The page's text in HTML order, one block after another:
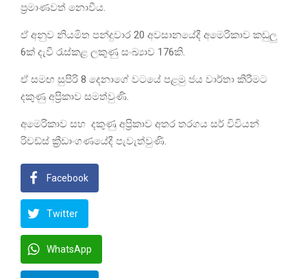
ප්‍රමාණවත් නොවීය.
ඒ අනුව නියමිත පන්දුවාර 20 අවසානයේදී අමෙරිකාව කඩුලු
6ක් දැවී රැස්කළ ලකුණු සංඛ්‍යාව 176කි.
ඒ සමඟ සුපිරි 8 දෙනාගේ වටයේ පළමු ජය වාර්තා කිරීමට
දකුණු අප්‍රිකාව සමත්වුණි.
අමෙරිකාව සහ දකුණු අප්‍රිකාව අතර තරගය සර් විවියන්
රිචඩ්ස් ක්‍රීඩාංගණයේදී පැවැත්වුණි.
Facebook
Twitter
WhatsApp